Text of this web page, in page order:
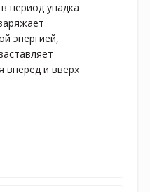
период упадка
энергией,
вперед и вверх